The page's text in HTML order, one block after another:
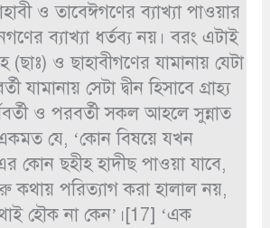
ও তাবেঈগণের ব্যাখ্যা পাওয়ার
ব্যাখ্যা ধর্তব্য নয়। বরং এটাই
(ছাঃ) ও ছাহাবীগণের যামানায় যেটা
যামানায় সেটা দ্বীন হিসাবে গ্রাহ্য
ও পরবর্তী সকল আহলে সুন্নাত
একমত যে, ‘কোন বিষয়ে যখন
কোন ছহীহ হাদীছ পাওয়া যাবে,
কথায় পরিত্যাগ করা হালাল নয়,
হৌক না কেন’।[17] ‘এক